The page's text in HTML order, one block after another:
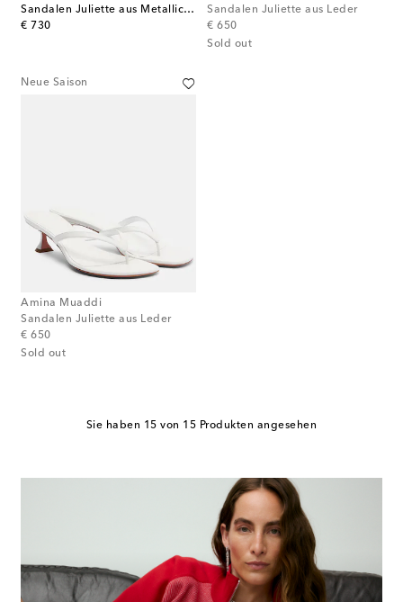
Sandalen Juliette aus Metallic-Leder
€ 730
original price
Sandalen Juliette aus Leder
€ 650
original price
Sold out
Neue Saison
Amina Muaddi
Sandalen Juliette aus Leder
€ 650
original price
Sold out
Sie haben 15 von 15 Produkten angesehen